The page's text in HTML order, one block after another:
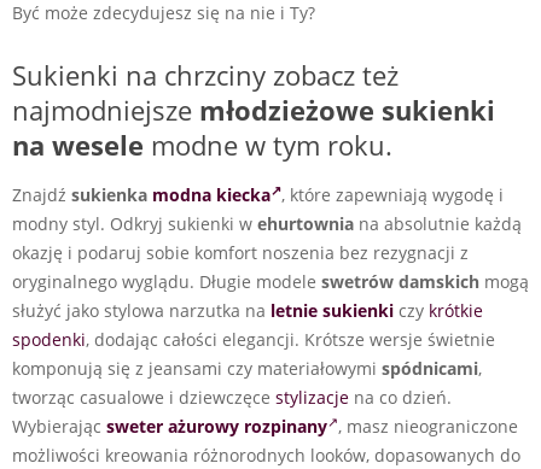
Być może zdecydujesz się na nie i Ty?
Sukienki na chrzciny zobacz też
najmodniejsze młodzieżowe sukienki
na wesele modne w tym roku.
Znajdź sukienka modna kiecka , które zapewniają wygodę i
modny styl. Odkryj sukienki w ehurtownia na absolutnie każdą
okazję i podaruj sobie komfort noszenia bez rezygnacji z
oryginalnego wyglądu. Długie modele swetrów damskich mogą
służyć jako stylowa narzutka na letnie sukienki czy krótkie
spodenki, dodając całości elegancji. Krótsze wersje świetnie
komponują się z jeansami czy materiałowymi spódnicami,
tworząc casualowe i dziewczęce stylizacje na co dzień.
Wybierając sweter ażurowy rozpinany , masz nieograniczone
możliwości kreowania różnorodnych looków, dopasowanych do